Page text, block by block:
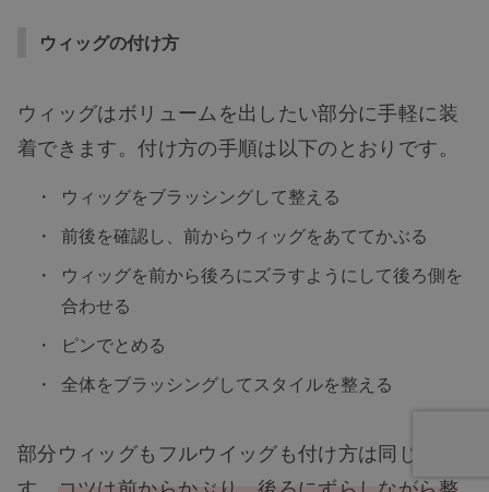
ウィッグの付け方
ウィッグはボリュームを出したい部分に手軽に装
着できます。付け方の手順は以下のとおりです。
ウィッグをブラッシングして整える
前後を確認し、前からウィッグをあててかぶる
ウィッグを前から後ろにズラすようにして後ろ側を
合わせる
ピンでとめる
全体をブラッシングしてスタイルを整える
部分ウィッグもフルウイッグも付け方は同じで